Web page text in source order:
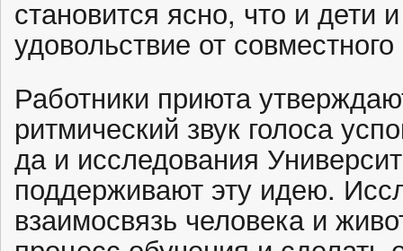
становится ясно, что и дети
удовольствие от
Работники приюта
ритмический звук голоса
да и исследования
поддерживают эту идею.
взаимосвязь человека и